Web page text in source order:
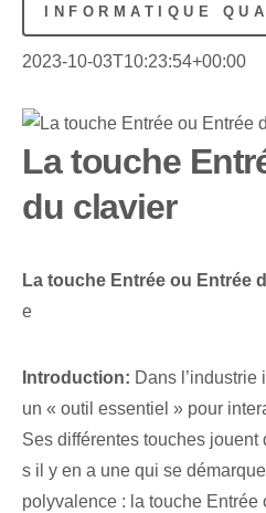
INFORMATIQUE
2023-10-03T10:23:54+00:00
La touche
du clavier
La touche ⁣Entrée ou Entrée
e
Introduction: Dans
un « outil essentiel » pour
Ses différentes touches
s il y en a une qui se
polyvalence : la touche Entrée